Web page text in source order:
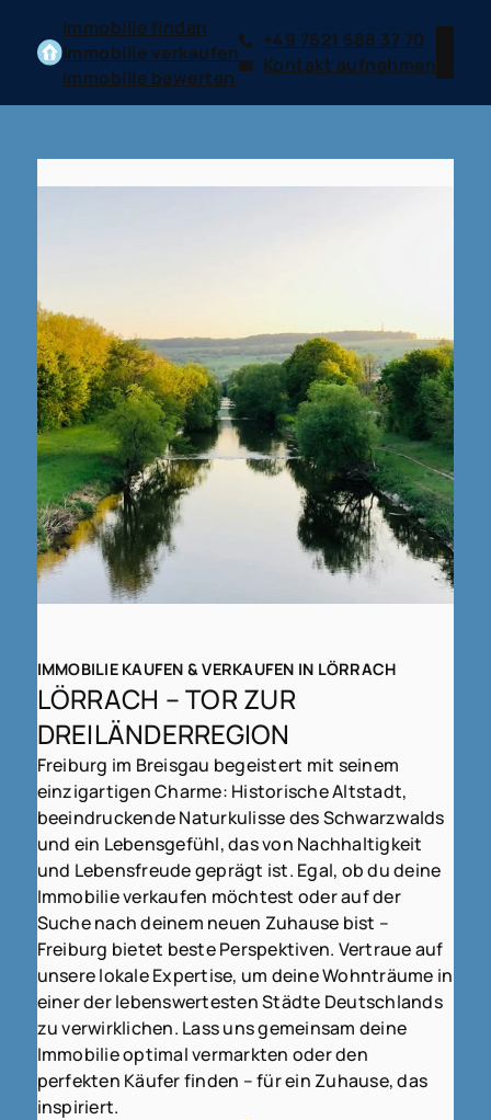
Immobilie finden
Immobilie verkaufen
Immobilie bewerten
+49 7621 588 37 70
Kontakt aufnehmen
IMMOBILIE KAUFEN & VERKAUFEN IN LÖRRACH
LÖRRACH – TOR ZUR
DREILÄNDERREGION
Freiburg im Breisgau begeistert mit seinem
einzigartigen Charme: Historische Altstadt,
beeindruckende Naturkulisse des Schwarzwalds
und ein Lebensgefühl, das von Nachhaltigkeit
und Lebensfreude geprägt ist. Egal, ob du deine
Immobilie verkaufen möchtest oder auf der
Suche nach deinem neuen Zuhause bist –
Freiburg bietet beste Perspektiven. Vertraue auf
unsere lokale Expertise, um deine Wohnträume in
einer der lebenswertesten Städte Deutschlands
zu verwirklichen. Lass uns gemeinsam deine
Immobilie optimal vermarkten oder den
perfekten Käufer finden – für ein Zuhause, das
inspiriert.